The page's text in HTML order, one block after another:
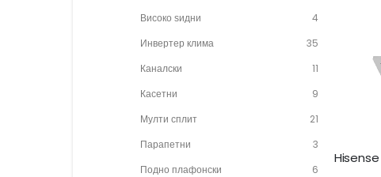
Високо ѕидни
4
Инвертер клима
35
Каналски
11
Касетни
9
Мулти сплит
21
Парапетни
3
Подно плафонски
6